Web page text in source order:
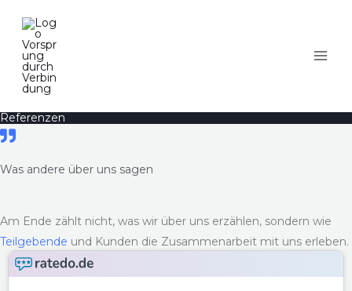
Inhalt
springen
Referenzen
Was andere über uns sagen
Am Ende zählt nicht, was wir über uns erzählen, sondern wie
Teilgebende und Kunden die Zusammenarbeit mit uns erleben.